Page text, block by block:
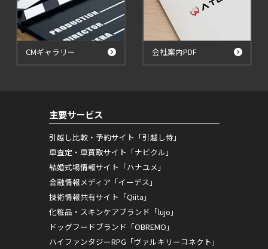
CMギャラリー 会社案内PDF
主要サービス
引越し比較・予約サイト「引越し侍」
車査定・車買取サイト「ナビクル」
結婚式場情報サイト「ハナユメ」
金融情報メディア「イーデス」
技術情報共有サイト「Qiita」
化粧品・スキンケアブランド「lujo」
ドッグフードブランド「OBREMO」
ハイファンタジーRPG「ヴァルキリーコネクト」